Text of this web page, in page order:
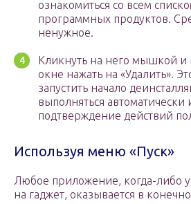
ознакомиться со всем
программных продуктов.
ненужное.
Кликнуть на него мышкой и
окне нажать на «Удалить».
запустить начало
выполняться автоматически
подтверждение действий
Используя меню «Пуск»
Любое приложение, когда-либо
на гаджет, оказывается в